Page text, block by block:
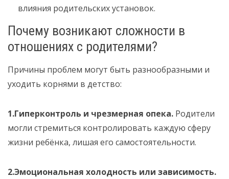
влияния родительских установок.
Почему возникают сложности в
отношениях с родителями?
Причины проблем могут быть разнообразными и
уходить корнями в детство:
1.Гиперконтроль и чрезмерная опека. Родители
могли стремиться контролировать каждую сферу
жизни ребёнка, лишая его самостоятельности.
2.Эмоциональная холодность или зависимость.